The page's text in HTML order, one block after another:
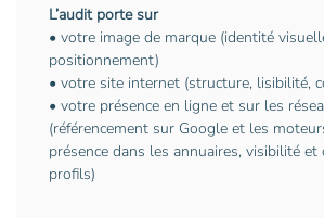
L’audit porte sur
• votre image de marque (identité
positionnement)
• votre site internet (structure, lisibilité,
• votre présence en ligne et sur les
(référencement sur Google et les
présence dans les annuaires, visibilité et
profils)